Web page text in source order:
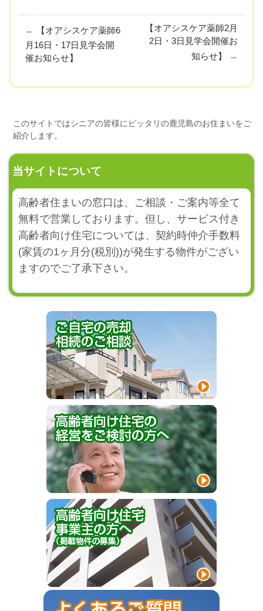
←
【オアシスケア薬師6
月16日・17日見学会開
催お知らせ】
【オアシスケア薬師2月
2日・3日見学会開催お
知らせ】
→
このサイトではシニアの皆様にピッタリの鹿児島のお住まいをご
紹介します。
当サイトについて
高齢者住まいの窓口は、ご相談・ご案内等全て
無料で営業しております。但し、サービス付き
高齢者向け住宅については、契約時仲介手数料
(家賃の1ヶ月分(税別))が発生する物件がござい
ますのでご了承下さい。